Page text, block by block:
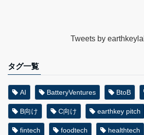
Tweets by
タグ一覧
AI BatteryVentures BtoB
B向け C向け earthkey pitch
fintech foodtech healthtech